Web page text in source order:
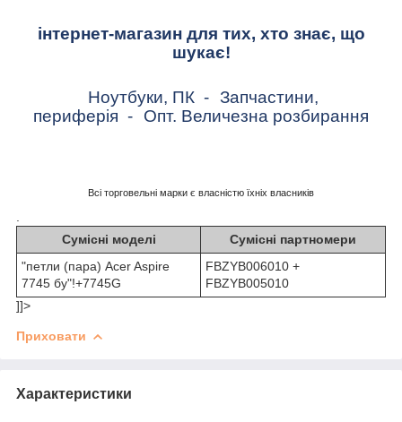
інтернет-магазин для тих, хто знає, що
шукає!
Ноутбуки, ПК - Запчастини,
периферія - Опт. Величезна розбирання
Всі торговельні марки є власністю їхніх власників
Сумісні моделі
Сумісні партномери
"петли (пара) Acer Aspire
7745 бу"!+7745G
FBZYB006010 +
FBZYB005010
]]>
Приховати
Характеристики